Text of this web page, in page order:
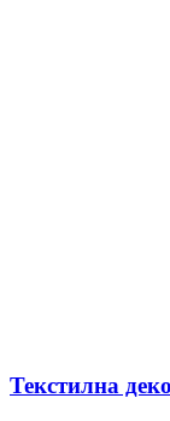
Текстилна